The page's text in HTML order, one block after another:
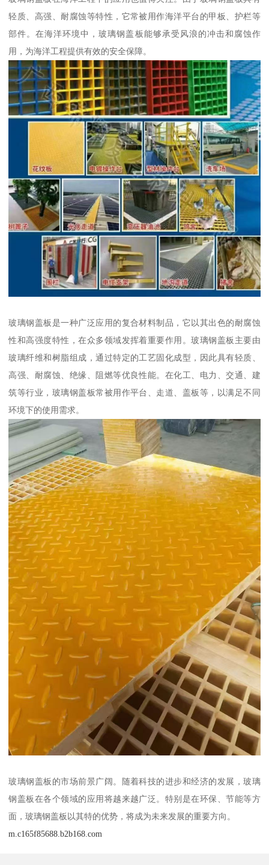
轻质、高强、耐腐蚀等特性，它常被用作海洋平台的甲板、护栏等
部件。在海洋环境中，玻璃钢盖板能够承受风浪的冲击和腐蚀作
用，为海洋工程提供有效的安全保障。
玻璃钢盖板是一种广泛应用的复合材料制品，它以其出色的耐腐蚀
性和高强度特性，在众多领域发挥着重要作用。玻璃钢盖板主要由
玻璃纤维和树脂组成，通过特定的工艺固化成型，因此具有轻质、
高强、耐腐蚀、绝缘、阻燃等优良性能。在化工、电力、交通、建
筑等行业，玻璃钢盖板常被用作平台、走道、盖板等，以满足不同
环境下的使用需求。
玻璃钢盖板的市场前景广阔。随着科技的进步和经济的发展，玻璃
钢盖板在各个领域的应用将越来越广泛。特别是在环保、节能等方
面，玻璃钢盖板以其特的优势，将成为未来发展的重要方向。
m.c165f85688.b2b168.com